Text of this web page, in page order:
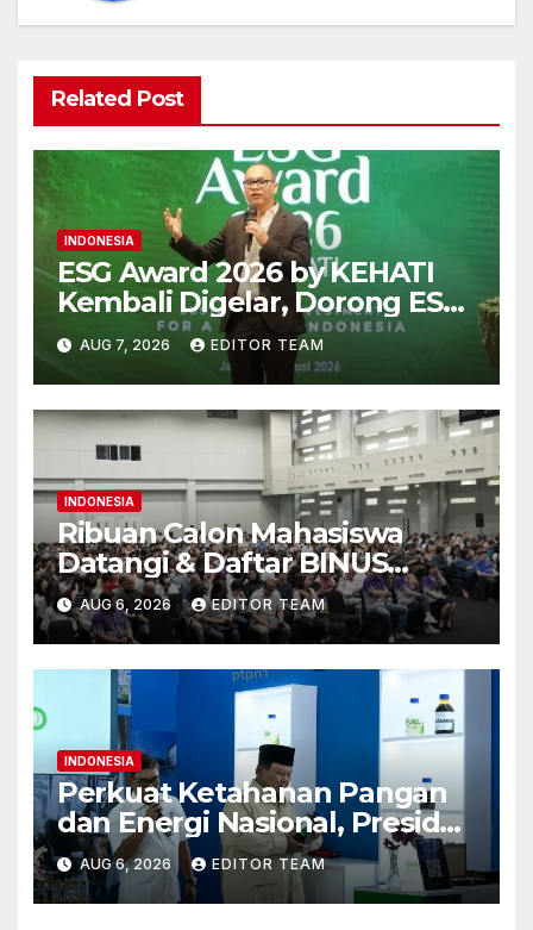
Related Post
INDONESIA
ESG Award 2026 by KEHATI
Kembali Digelar, Dorong ESG
Menjadi Standar Baru Daya
Saing Bisnis Indonesia
AUG 7, 2026 EDITOR TEAM
INDONESIA
Ribuan Calon Mahasiswa
Datangi & Daftar BINUS
University, Wujudkan
Langkah Awal Menuju Karier
Global
AUG 6, 2026 EDITOR TEAM
INDONESIA
Perkuat Ketahanan Pangan
dan Energi Nasional, Presiden
Prabowo Tinjau Hilirisasi
Bioetanol PTPN I (Persero),
Subholding Perkebunan
AUG 6, 2026 EDITOR TEAM